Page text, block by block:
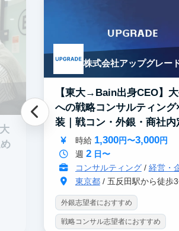
株式会社アップグレー
【東大→Bain出身CEO】
への戦略コンサルティン
装｜戦コン・外銀・商社内
数
時給 1,300円〜3,000円
週 2日〜
コンサルティング/ 経営・
東京都/ 五反田駅から徒歩3分（大崎駅から
外銀志望者におすすめ
戦略コンサル志望者におすすめ